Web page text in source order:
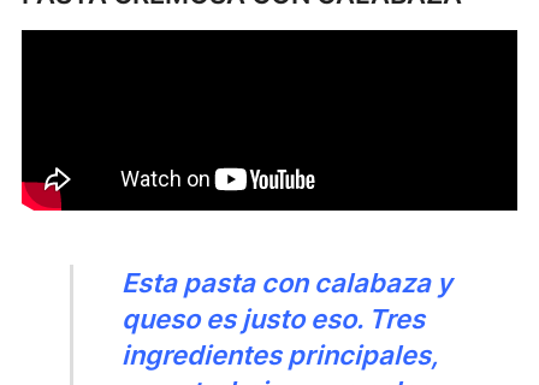
Esta pasta con calabaza y
queso es justo eso. Tres
ingredientes principales,